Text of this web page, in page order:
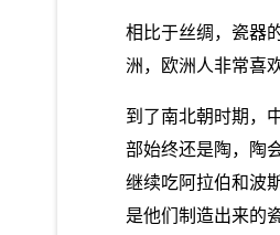
相比于丝绸，瓷器
洲，欧洲人非常喜
到了南北朝时期，
部始终还是陶，陶
继续吃阿拉伯和波
是他们制造出来的